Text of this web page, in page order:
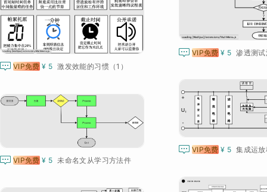
 VIP免费 ¥ 5 渗透测
 VIP免费 ¥ 5 激发效能的习惯（1）
 VIP免费 ¥ 5 集成运
 VIP免费 ¥ 5 未命名文从学习方法件